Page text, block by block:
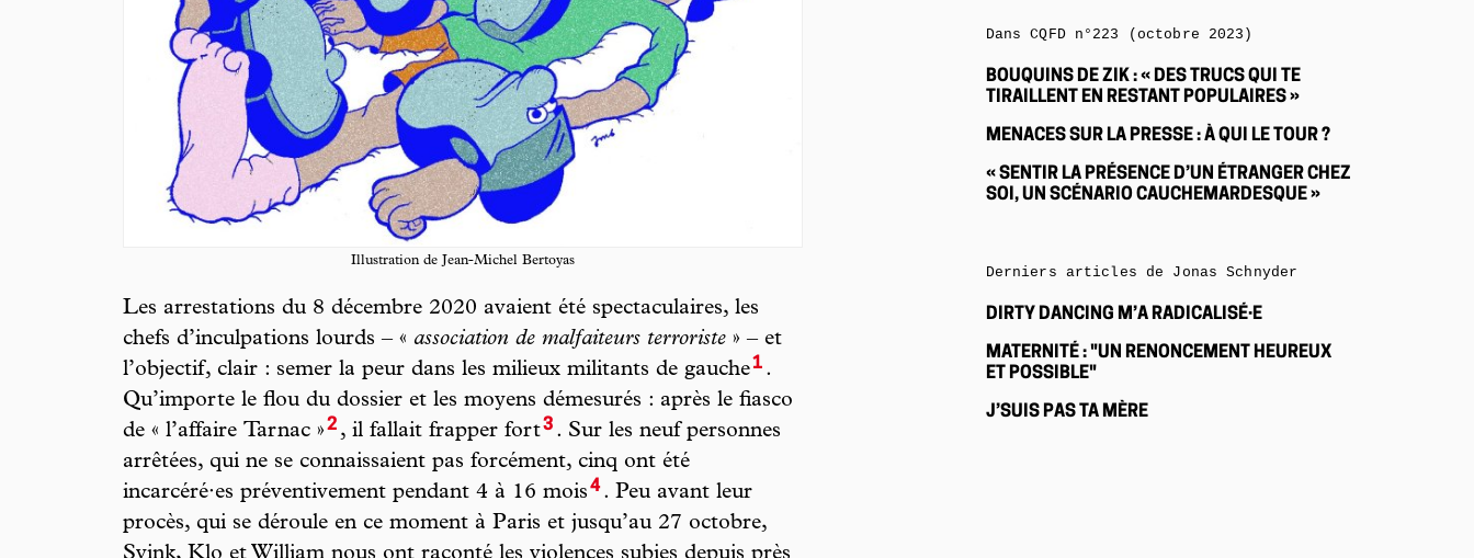
Illustration de Jean-Michel Bertoyas
Les arrestations du 8 décembre 2020 avaient été spectaculaires, les
chefs d’inculpations lourds – « association de malfaiteurs terroriste » – et
l’objectif, clair : semer la peur dans les milieux militants de gauche1 .
Qu’importe le flou du dossier et les moyens démesurés : après le fiasco
de « l’affaire Tarnac »2 , il fallait frapper fort3 . Sur les neuf personnes
arrêtées, qui ne se connaissaient pas forcément, cinq ont été
incarcéré·es préventivement pendant 4 à 16 mois4. Peu avant leur
procès, qui se déroule en ce moment à Paris et jusqu’au 27 octobre,
Dans CQFD n°223 (octobre 2023)
BOUQUINS DE ZIK : « DES TRUCS QUI TE
TIRAILLENT EN RESTANT POPULAIRES »
MENACES SUR LA PRESSE : À QUI LE TOUR ?
« SENTIR LA PRÉSENCE D’UN ÉTRANGER CHEZ
SOI, UN SCÉNARIO CAUCHEMARDESQUE »
Derniers articles de Jonas Schnyder
DIRTY DANCING M’A RADICALISÉ·E
MATERNITÉ : "UN RENONCEMENT HEUREUX
ET POSSIBLE"
J’SUIS PAS TA MÈRE